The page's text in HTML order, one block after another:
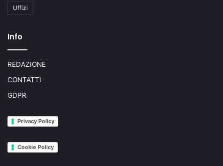
Uffizi
Info
REDAZIONE
CONTATTI
GDPR
Privacy Policy
Cookie Policy